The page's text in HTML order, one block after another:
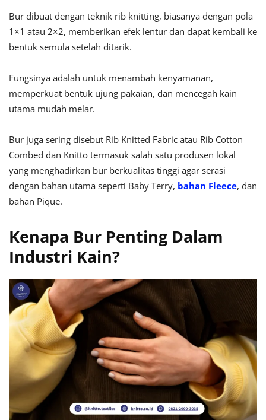
Bur dibuat dengan teknik rib knitting, biasanya dengan pola
1×1 atau 2×2, memberikan efek lentur dan dapat kembali ke
bentuk semula setelah ditarik.
Fungsinya adalah untuk menambah kenyamanan,
memperkuat bentuk ujung pakaian, dan mencegah kain
utama mudah melar.
Bur juga sering disebut Rib Knitted Fabric atau Rib Cotton
Combed dan Knitto termasuk salah satu produsen lokal
yang menghadirkan bur berkualitas tinggi agar serasi
dengan bahan utama seperti Baby Terry, bahan Fleece, dan
bahan Pique.
Kenapa Bur Penting Dalam
Industri Kain?